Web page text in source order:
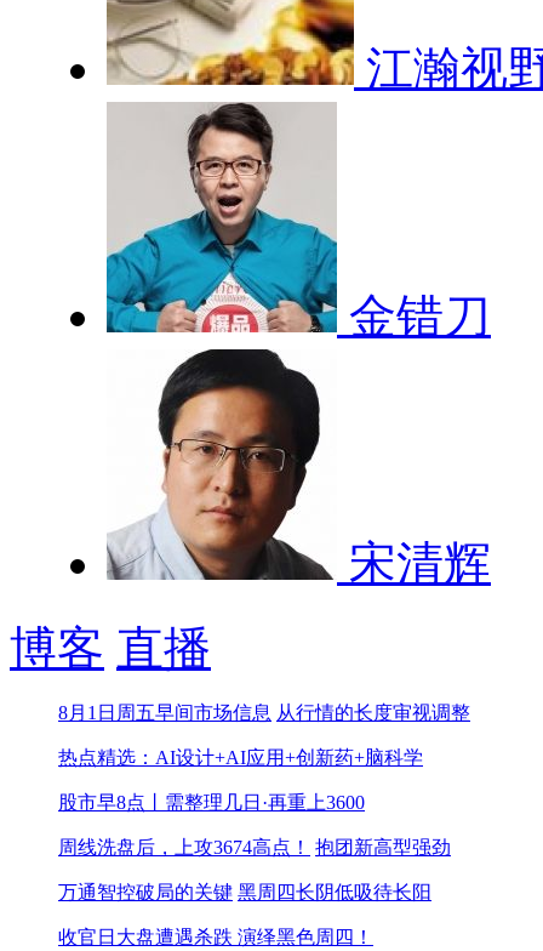
江瀚视
金错刀
宋清辉
博客 直播
8月1日周五早间市场信息 从行情的长度审视调整
热点精选：AI设计+AI应用+创新药+脑科学
股市早8点丨需整理几日·再重上3600
周线洗盘后，上攻3674高点！ 抱团新高型强劲
万通智控破局的关键 黑周四长阴低吸待长阳
收官日大盘遭遇杀跌 演绎黑色周四！